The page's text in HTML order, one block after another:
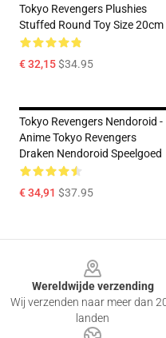
Tokyo Revengers Plushies
Stuffed Round Toy Size 20cm
€ 32,15$34.95
Tokyo Revengers Nendoroid -
Anime Tokyo Revengers
Draken Nendoroid Speelgoed
€ 34,91 $37.95
Wereldwijde verzending
Wij verzenden naar meer dan
landen